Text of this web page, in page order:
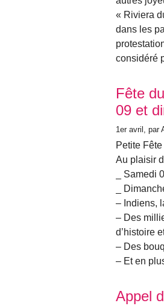
« Riviera
dans les
considéré
Fête
09 et
1er avril , par
Petite
Au plaisir
_ Samedi
_
– Indiens,
– Des
d’histoire
– Des
– Et en
Appel